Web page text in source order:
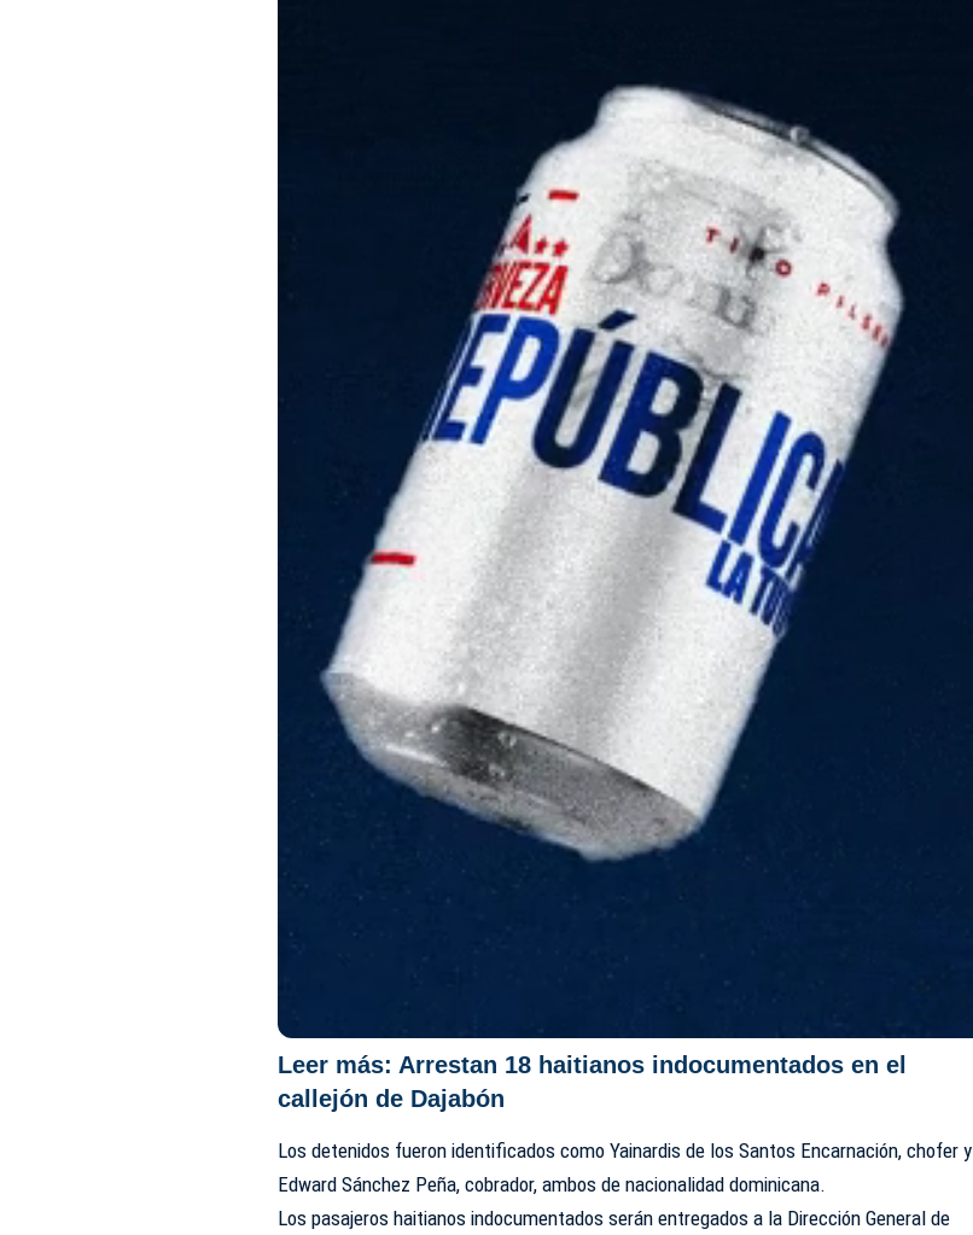
Leer más: Arrestan 18 haitianos indocumentados en el
callejón de Dajabón
Los detenidos fueron identificados como Yainardis de los Santos Encarnación, chofer y
Edward Sánchez Peña, cobrador, ambos de nacionalidad dominicana.
Los pasajeroshaitianosindocumentados serán entregados a la Dirección General de